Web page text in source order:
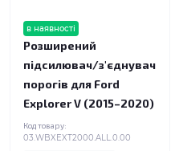
в наявності
Розширений
підсилювач/з'єднувач
порогів для Ford
Explorer V (2015–2020)
Код товару:
03.WBXEXT2000.ALL.0.00